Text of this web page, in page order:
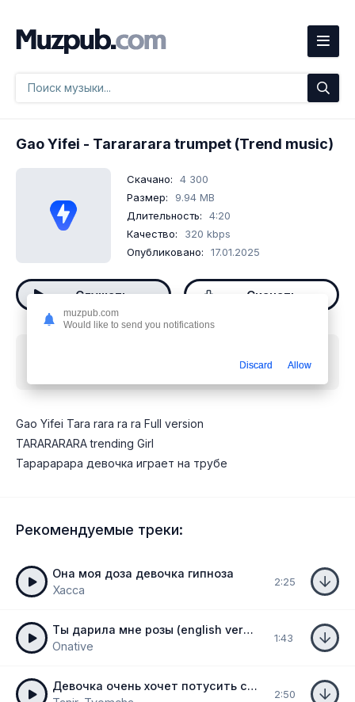
Gao Yifei - Tarararara trumpet (Trend music)
Скачано:
4 300
Размер:
9.94 MB
Длительность:
4:20
Качество:
320 kbps
Опубликовано:
17.01.2025
Слушать Скачать
Gao Yifei Tara rara ra ra Full version
TARARARARA trending Girl
Тарарарара девочка играет на трубе
Рекомендуемые треки:
Она моя доза девочка гипноза
Хасса
2:25
Ты дарила мне розы (english version bonus track)
Onative
1:43
Девочка очень хочет потусить с пацанами
2:50
muzpub.com
Would like to send you notifications
Discard Allow